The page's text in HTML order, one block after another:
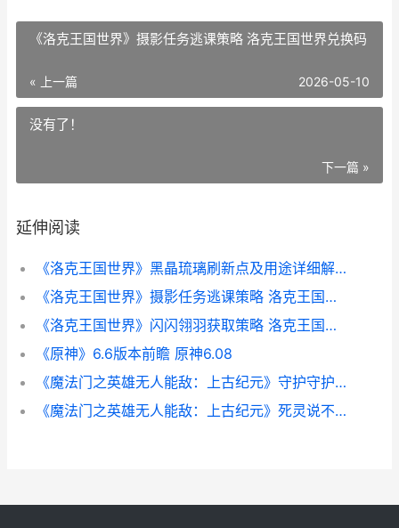
《洛克王国世界》摄影任务逃课策略 洛克王国世界兑换码
« 上一篇 2026-05-10
没有了！
下一篇 »
延伸阅读
《洛克王国世界》黑晶琉璃刷新点及用途详细解答 洛克王国世界s2赛季
《洛克王国世界》摄影任务逃课策略 洛克王国世界兑换码
《洛克王国世界》闪闪翎羽获取策略 洛克王国世界官网
《原神》6.6版本前瞻 原神6.08
《魔法门之英雄无人能敌：上古纪元》守护守护者成就策略 魔法门之英雄无敌:王朝
《魔法门之英雄无人能敌：上古纪元》死灵说不成就策略 魔法门之英雄无敌战争纪元